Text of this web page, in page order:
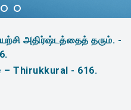
அதிர்ஷ்டத்தைத் தரும். -
Thirukkural - 616.